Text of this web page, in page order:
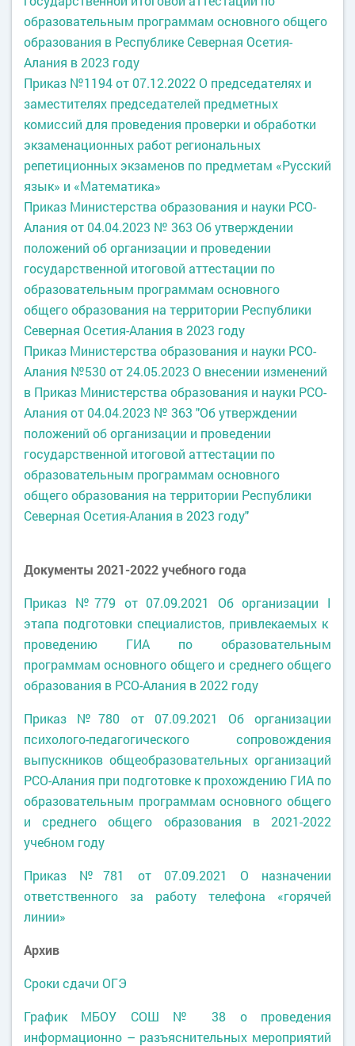
образовательным программам основного общего
образования в Республике Северная Осетия-
Алания в 2023 году
Приказ №1194 от 07.12.2022 О председателях и
заместителях председателей предметных
комиссий для проведения проверки и обработки
экзаменационных работ региональных
репетиционных экзаменов по предметам «Русский
язык» и «Математика»
Приказ Министерства образования и науки РСО-
Алания от 04.04.2023 № 363 Об утверждении
положений об организации и проведении
государственной итоговой аттестации по
образовательным программам основного
общего образования на территории Республики
Северная Осетия-Алания в 2023 году
Приказ Министерства образования и науки РСО-
Алания №530 от 24.05.2023 О внесении изменений
в Приказ Министерства образования и науки РСО-
Алания от 04.04.2023 № 363 "Об утверждении
положений об организации и проведении
государственной итоговой аттестации по
образовательным программам основного
общего образования на территории Республики
Северная Осетия-Алания в 2023 году"
Документы 2021-2022 учебного года
Приказ №779 от 07.09.2021 Об организации I
этапа подготовки специалистов, привлекаемых к
проведению ГИА по образовательным
программам основного общего и среднего общего
образования в РСО-Алания в 2022 году
Приказ №780 от 07.09.2021 Об организации
психолого-педагогического сопровождения
выпускников общеобразовательных организаций
РСО-Алания при подготовке к прохождению ГИА по
образовательным программам основного общего
и среднего общего образования в 2021-2022
учебном году
Приказ №781 от 07.09.2021 О назначении
ответственного за работу телефона «горячей
линии»
Архив
Сроки сдачи ОГЭ
График МБОУ СОШ № 38 о проведения
информационно – разъяснительных мероприятий